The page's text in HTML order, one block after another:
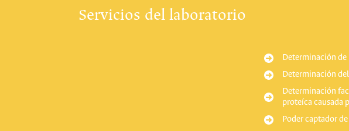
Servicios del laboratorio
Determinación
Determinación
Determinación
proteíca causada
Poder captador